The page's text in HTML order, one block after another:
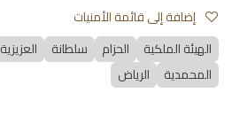
الهيئة الملكية
الحزام سلطانة العزيزية
المحمدية
الرياض